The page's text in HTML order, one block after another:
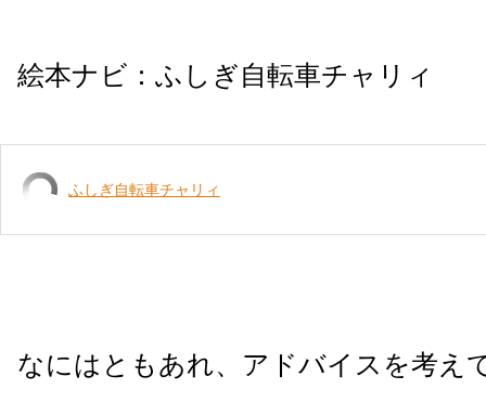
絵本ナビ： ふしぎ自転車チャリィ
ふしぎ自転車チャリィ
なにはともあれ、アドバイスを考え